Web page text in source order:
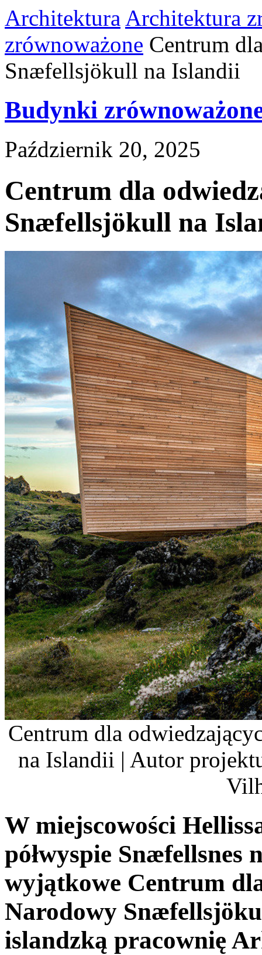
Architektura Architektura
zrównoważone Centrum
Snæfellsjökull na Islandii
Budynki
Październik 20, 2025
Centrum dla
Snæfellsjökull na
Centrum dla
na Islandii | Autor
W miejscowości
półwyspie Snæfellsnes
wyjątkowe Centrum
Narodowy
islandzką pracownię